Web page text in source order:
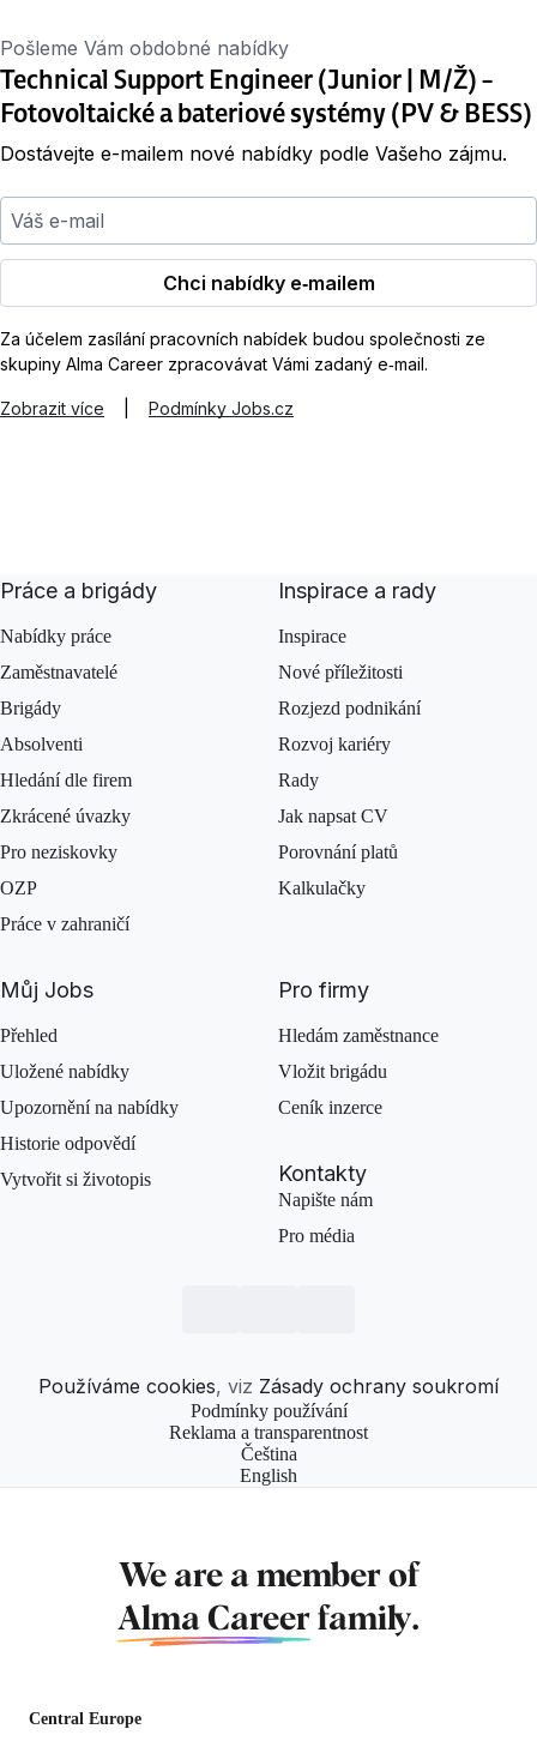
Pošleme Vám obdobné nabídky
Technical Support Engineer (Junior | M/Ž) –
Fotovoltaické a bateriové systémy (PV & BESS)
Dostávejte e-mailem nové nabídky podle Vašeho zájmu.
Váš e-mail
Chci nabídky e‑mailem
Za účelem zasílání pracovních nabídek budou společnosti ze
skupiny Alma Career zpracovávat Vámi zadaný e‑mail.
Zobrazit více Podmínky Jobs.cz
Práce a brigády
Nabídky práce
Zaměstnavatelé
Brigády
Absolventi
Hledání dle firem
Zkrácené úvazky
Pro neziskovky
OZP
Práce v zahraničí
Inspirace a rady
Inspirace
Nové příležitosti
Rozjezd podnikání
Rozvoj kariéry
Rady
Jak napsat CV
Porovnání platů
Kalkulačky
Můj Jobs
Přehled
Uložené nabídky
Upozornění na nabídky
Historie odpovědí
Vytvořit si životopis
Pro firmy
Hledám zaměstnance
Vložit brigádu
Ceník inzerce
Kontakty
Napište nám
Pro média
Používáme cookies, viz Zásady ochrany soukromí
Podmínky používání
Reklama a transparentnost
Čeština
English
We are a member of
Alma Career family.
Central Europe